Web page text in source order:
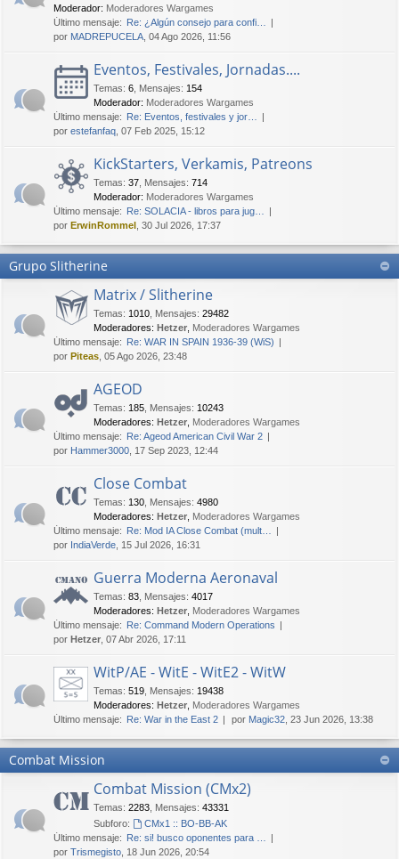
Moderador: Moderadores Wargames
Último mensaje: Re: ¿Algún consejo para confi…
por MADREPUCELA , 04 Ago 2026, 11:56
Eventos, Festivales, Jornadas....
Temas: 6 Mensajes: 154
Moderador: Moderadores Wargames
Último mensaje: Re: Eventos, festivales y jor…
por estefanfaq , 07 Feb 2025, 15:12
KickStarters, Verkamis, Patreons
Temas: 37 Mensajes: 714
Moderador: Moderadores Wargames
Último mensaje: Re: SOLACIA - libros para jug…
por ErwinRommel , 30 Jul 2026, 17:37
Grupo Slitherine
Matrix / Slitherine
Temas: 1010 Mensajes: 29482
Moderadores: Hetzer Moderadores Wargames
Último mensaje: Re: WAR IN SPAIN 1936-39 (WiS)
por Piteas , 05 Ago 2026, 23:48
AGEOD
Temas: 185 Mensajes: 10243
Moderadores: Hetzer Moderadores Wargames
Último mensaje: Re: Ageod American Civil War 2
por Hammer3000 , 17 Sep 2023, 12:44
Close Combat
Temas: 130 Mensajes: 4980
Moderadores: Hetzer Moderadores Wargames
Último mensaje: Re: Mod IA Close Combat (mult…
por IndiaVerde , 15 Jul 2026, 16:31
Guerra Moderna Aeronaval
Temas: 83 Mensajes: 4017
Moderadores: Hetzer Moderadores Wargames
Último mensaje: Re: Command Modern Operations
por Hetzer , 07 Abr 2026, 17:11
WitP/AE - WitE - WitE2 - WitW
Temas: 519 Mensajes: 19438
Moderadores: Hetzer Moderadores Wargames
Último mensaje: Re: War in the East 2 por Magic32 , 23 Jun 2026, 13:38
Combat Mission
Combat Mission (CMx2)
Temas: 2283 Mensajes: 43331
Subforo:
CMx1 :: BO-BB-AK
Último mensaje: Re: si! busco oponentes para …
por Trismegisto , 18 Jun 2026, 20:54